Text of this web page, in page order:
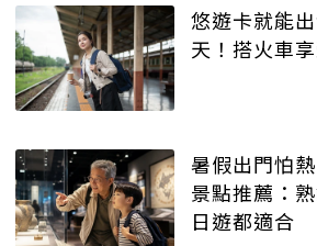
悠遊卡就能
天！搭火車
暑假出門怕
景點推薦：
日遊都適合